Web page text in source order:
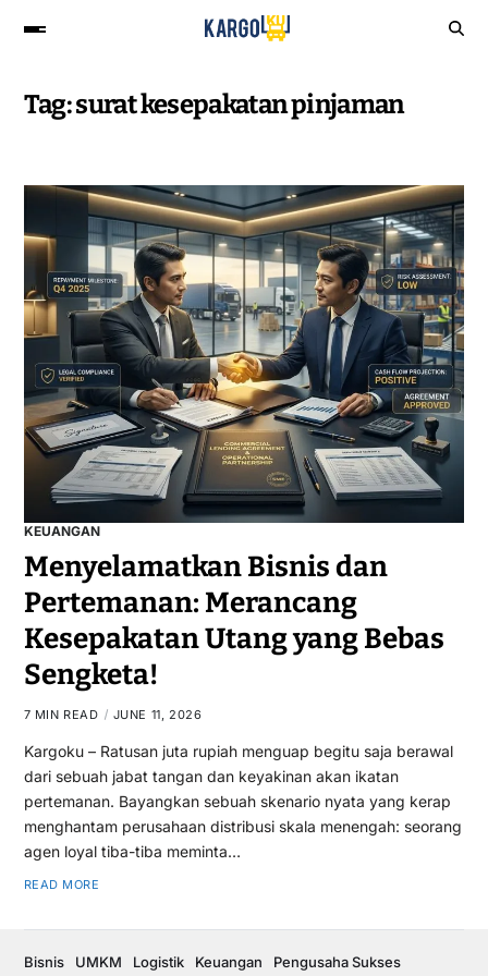
Tag:surat kesepakatan pinjaman
KEUANGAN
Menyelamatkan Bisnis dan
Pertemanan: Merancang
Kesepakatan Utang yang Bebas
Sengketa!
7 MIN READ JUNE 11, 2026
Kargoku – Ratusan juta rupiah menguap begitu saja berawal
dari sebuah jabat tangan dan keyakinan akan ikatan
pertemanan. Bayangkan sebuah skenario nyata yang kerap
menghantam perusahaan distribusi skala menengah: seorang
agen loyal tiba-tiba meminta…
READ MORE
Bisnis UMKM Logistik Keuangan Pengusaha Sukses